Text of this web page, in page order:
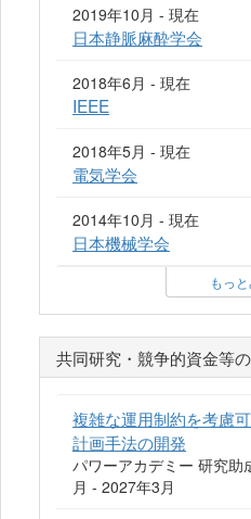
2019年10月 - 現在
日本静脈麻酔学会
2018年6月 - 現在
IEEE
2018年5月 - 現在
電気学会
2014年10月 - 現在
日本機械学会
もっ
共同研究・競争的資金等
複雑な運用制約を考慮
計画手法の開発
パワーアカデミー 研究助
月 - 2027年3月